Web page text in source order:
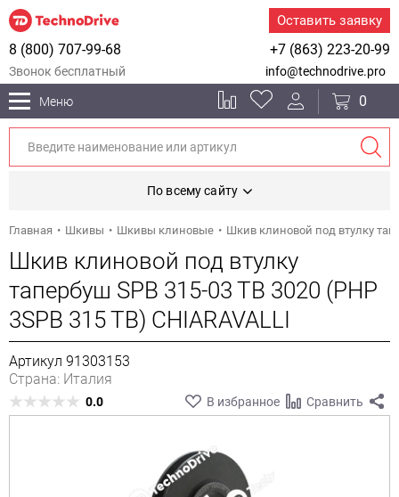
Оставить заявку
+7 (863) 223-20-99
8 (800) 707-99-68
Звонок бесплатный info@technodrive.pro
Меню 0
По всему сайту
Главная Шкивы Шкивы клиновые Шкив клиновой под втулку
Шкив клиновой под втулку
тапербуш SPB 315-03 TB 3020 (PHP
3SPB 315 TB) CHIARAVALLI
Артикул 91303153
Страна: Италия
0.0 В избранное Сравнить